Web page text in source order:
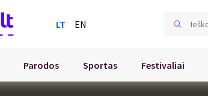
LT EN
Parodos Sportas Festivaliai